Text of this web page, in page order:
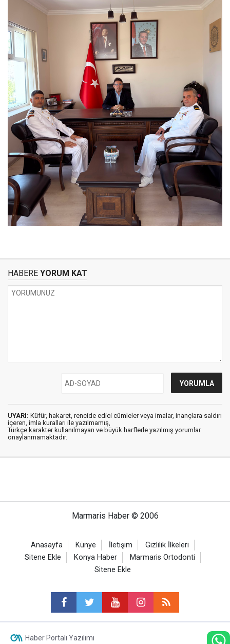
HABERE YORUM KAT
UYARI: Küfür, hakaret, rencide edici cümleler veya imalar, inançlara saldırı
içeren, imla kuralları ile yazılmamış,
Türkçe karakter kullanılmayan ve büyük harflerle yazılmış yorumlar
onaylanmamaktadır.
Marmaris Haber © 2006
Anasayfa Künye İletişim
Gizlilik İlkeleri
Sitene Ekle
Konya Haber
Marmaris Ortodonti
Sitene Ekle
Haber Portalı Yazılımı